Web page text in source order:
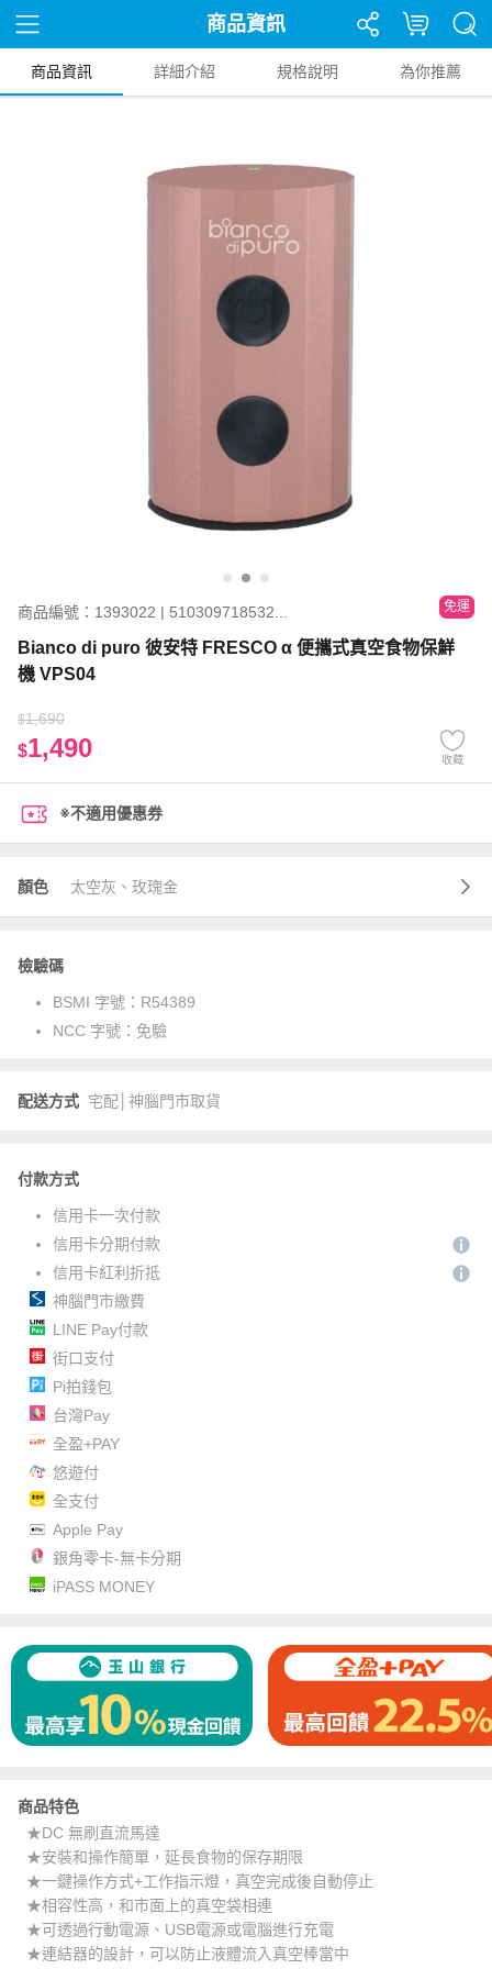
商品資訊
商品資訊 詳細介紹 規格說明 為你推薦
商品編號：1393022 | 510309718532... 免運
Bianco di puro 彼安特 FRESCO α 便攜式真空食物保鮮
機 VPS04
$1,690
$1,490 收藏
※不適用優惠券
顏色 太空灰、玫瑰金
檢驗碼
BSMI 字號： R54389
NCC 字號： 免驗
配送方式 宅配│神腦門市取貨
付款方式
信用卡一次付款
信用卡分期付款
信用卡紅利折抵
神腦門市繳費
LINE Pay付款
街口支付
Pi拍錢包
台灣Pay
全盈+PAY
悠遊付
全支付
Apple Pay
銀角零卡-無卡分期
iPASS MONEY
商品特色
★DC 無刷直流馬達
★安裝和操作簡單，延長食物的保存期限
★一鍵操作方式+工作指示燈，真空完成後自動停止
★相容性高，和市面上的真空袋相連
★可透過行動電源、USB電源或電腦進行充電
★連結器的設計，可以防止液體流入真空棒當中